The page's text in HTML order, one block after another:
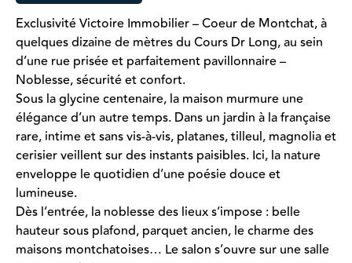
Exclusivité Victoire Immobilier – Coeur de Montchat, à
quelques dizaine de mètres du Cours Dr Long, au sein
d’une rue prisée et parfaitement pavillonnaire –
Noblesse, sécurité et confort.
Sous la glycine centenaire, la maison murmure une
élégance d’un autre temps. Dans un jardin à la française
rare, intime et sans vis-à-vis, platanes, tilleul, magnolia et
cerisier veillent sur des instants paisibles. Ici, la nature
enveloppe le quotidien d’une poésie douce et
lumineuse.
Dès l’entrée, la noblesse des lieux s’impose : belle
hauteur sous plafond, parquet ancien, le charme des
maisons montchatoises… Le salon s’ouvre sur une salle